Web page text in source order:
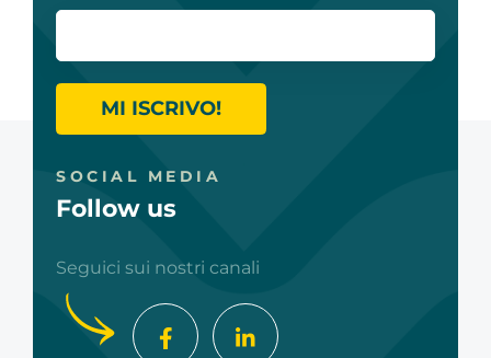
MI ISCRIVO!
SOCIAL MEDIA
Follow us
Seguici sui nostri canali